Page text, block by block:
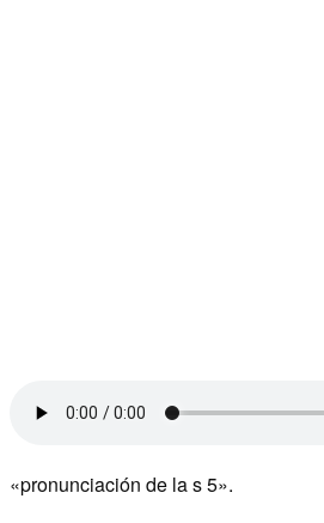
«pronunciación de la s 5».